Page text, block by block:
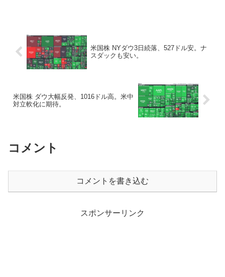
米国株 NYダウ3日続落、527ドル安。ナ
スダックも安い。
米国株 ダウ大幅反発、1016ドル高。米中
対立軟化に期待。
コメント
コメントを書き込む
スポンサーリンク